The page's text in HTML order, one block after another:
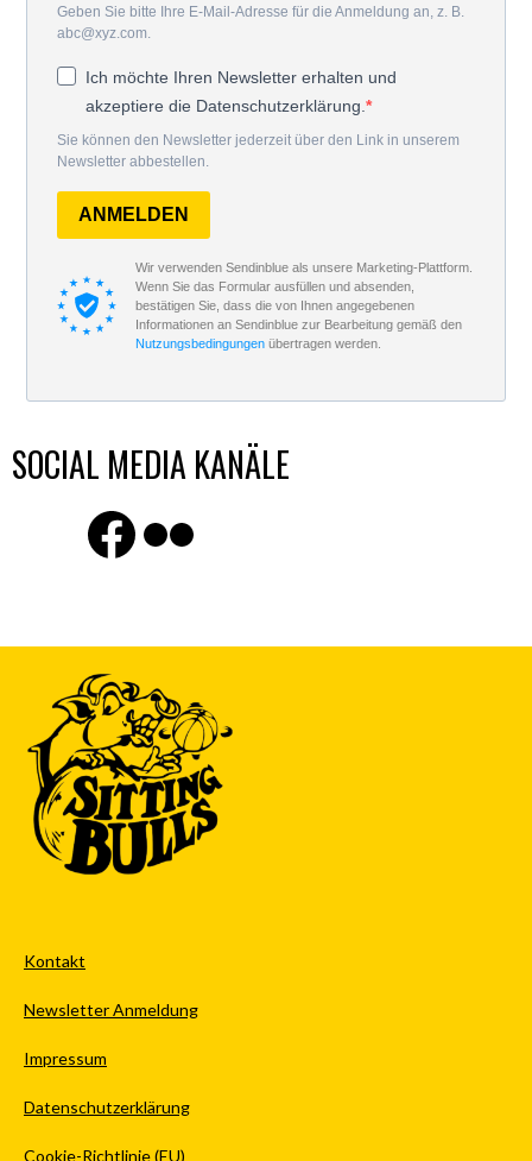
Geben Sie bitte Ihre E-Mail-Adresse für die Anmeldung an, z. B.
abc@xyz.com.
Ich möchte Ihren Newsletter erhalten und
akzeptiere die Datenschutzerklärung.
Sie können den Newsletter jederzeit über den Link in unserem
Newsletter abbestellen.
ANMELDEN
Wir verwenden Sendinblue als unsere Marketing-Plattform.
Wenn Sie das Formular ausfüllen und absenden,
bestätigen Sie, dass die von Ihnen angegebenen
Informationen an Sendinblue zur Bearbeitung gemäß den
Nutzungsbedingungenübertragen werden.
SOCIAL MEDIA KANÄLE
Finde uns auf Facebook
Flickr
Kontakt
Newsletter Anmeldung
Impressum
Datenschutzerklärung
Cookie-Richtlinie (EU)